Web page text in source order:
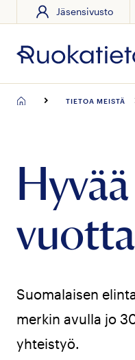
sisältöön
Jäsensivusto
TIETOA MEISTÄ
vuotta
Suomalaisen
merkin avulla jo
yhteistyö.